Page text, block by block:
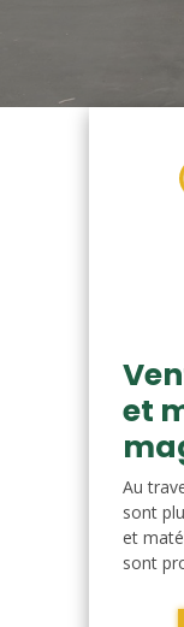
et
Au
sont
et
sont